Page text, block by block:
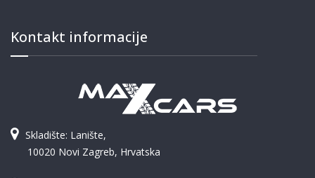
Kontakt informacije
Skladište: Lanište,
10020 Novi Zagreb, Hrvatska